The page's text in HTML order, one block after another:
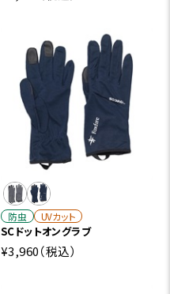
防虫 UVカット
SCドットオングラブ
¥3,960（税込）